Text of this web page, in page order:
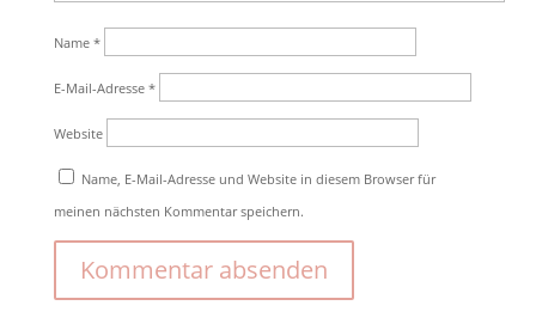
Name *
E-Mail-Adresse *
Website
Name, E-Mail-Adresse und Website in diesem Browser für
meinen nächsten Kommentar speichern.